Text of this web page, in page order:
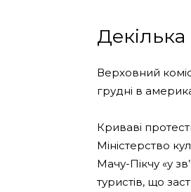
Декілька
Верховний
грудні в
Криваві
Міністерство
Мачу-Пікчу «у
туристів, що